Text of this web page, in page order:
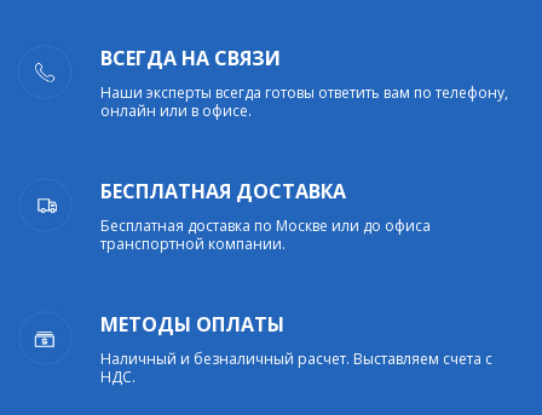
ВСЕГДА НА СВЯЗИ
Наши эксперты всегда готовы ответить вам по телефону,
онлайн или в офисе.
БЕСПЛАТНАЯ ДОСТАВКА
Бесплатная доставка по Москве или до офиса
транспортной компании.
МЕТОДЫ ОПЛАТЫ
Наличный и безналичный расчет. Выставляем счета с
НДС.